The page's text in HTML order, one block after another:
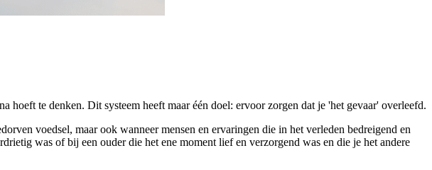
te denken. Dit systeem heeft maar één doel: ervoor zorgen dat je 'het gevaar' overleefd.
voedsel, maar ook wanneer mensen en ervaringen die in het verleden bedreigend en
was of bij een ouder die het ene moment lief en verzorgend was en die je het andere